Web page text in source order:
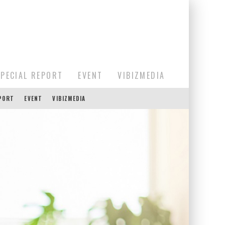
REPORT EVENT VIBIZMEDIA
EVENT VIBIZMEDIA